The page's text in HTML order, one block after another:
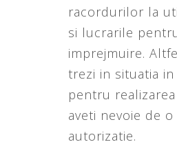
racordurilor la
si lucrarile
imprejmuire.
trezi in situatia in
pentru
aveti nevoie de o
autorizatie.